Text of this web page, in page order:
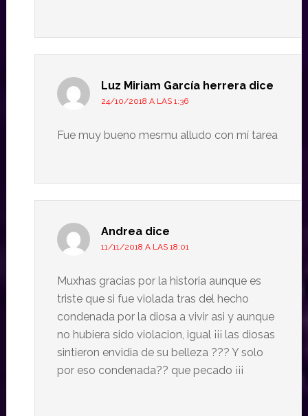
Luz Miriam García herrera dice
24/10/2018 A LAS 1:36
Fue muy bueno mesmu alludo con mí tarea
Andrea dice
11/11/2018 A LAS 18:01
Muxhas gracias por la historia aunque es
triste que si fue violada tras del hecho
condenada por la diosa a vivir asi y aunque
no hubiera sido violacion, igual ¡¡¡ las diosas
sintieron envidia de su belleza ??? Y solo
por eso condenada?? que pecado ¡¡¡